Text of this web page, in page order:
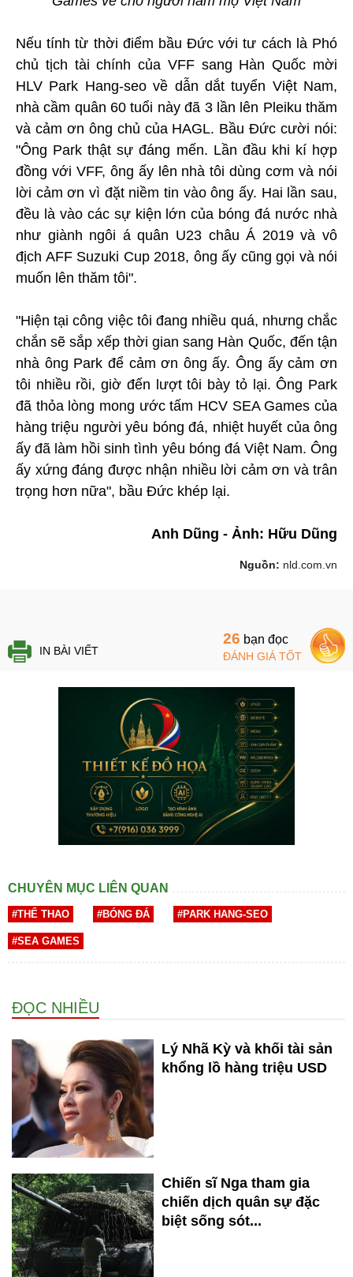
Nếu tính từ thời điểm bầu Đức với tư cách là Phó
chủ tịch tài chính của VFF sang Hàn Quốc mời
HLV Park Hang-seo về dẫn dắt tuyển Việt Nam,
nhà cầm quân 60 tuổi này đã 3 lần lên Pleiku thăm
và cảm ơn ông chủ của HAGL. Bầu Đức cười nói:
"Ông Park thật sự đáng mến. Lần đầu khi kí hợp
đồng với VFF, ông ấy lên nhà tôi dùng cơm và nói
lời cảm ơn vì đặt niềm tin vào ông ấy. Hai lần sau,
đều là vào các sự kiện lớn của bóng đá nước nhà
như giành ngôi á quân U23 châu Á 2019 và vô
địch AFF Suzuki Cup 2018, ông ấy cũng gọi và nói
muốn lên thăm tôi".
"Hiện tại công việc tôi đang nhiều quá, nhưng chắc
chắn sẽ sắp xếp thời gian sang Hàn Quốc, đến tận
nhà ông Park để cảm ơn ông ấy. Ông ấy cảm ơn
tôi nhiều rồi, giờ đến lượt tôi bày tỏ lại. Ông Park
đã thỏa lòng mong ước tấm HCV SEA Games của
hàng triệu người yêu bóng đá, nhiệt huyết của ông
ấy đã làm hồi sinh tình yêu bóng đá Việt Nam. Ông
ấy xứng đáng được nhận nhiều lời cảm ơn và trân
trọng hơn nữa", bầu Đức khép lại.
Anh Dũng - Ảnh: Hữu Dũng
Nguồn: nld.com.vn
IN BÀI VIẾT
26 bạn đọc
ĐÁNH GIÁ TỐT
CHUYÊN MỤC LIÊN QUAN
#THỂ THAO #BÓNG ĐÁ #PARK HANG-SEO
#SEA GAMES
ĐỌC NHIỀU
Lý Nhã Kỳ và khối tài sản
khổng lồ hàng triệu USD
Chiến sĩ Nga tham gia
chiến dịch quân sự đặc
biệt sống sót...